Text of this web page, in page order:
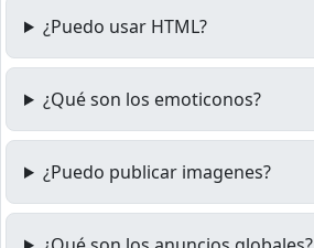
¿Puedo usar HTML?
¿Qué son los emoticonos?
¿Puedo publicar imagenes?